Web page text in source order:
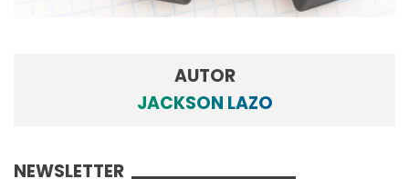
AUTOR
JACKSON LAZO
NEWSLETTER